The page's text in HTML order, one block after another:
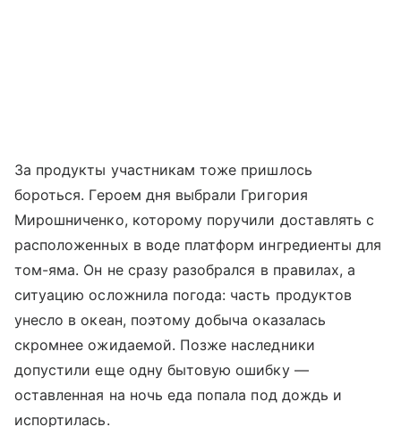
За продукты участникам тоже пришлось
бороться. Героем дня выбрали Григория
Мирошниченко, которому поручили доставлять с
расположенных в воде платформ ингредиенты для
том-яма. Он не сразу разобрался в правилах, а
ситуацию осложнила погода: часть продуктов
унесло в океан, поэтому добыча оказалась
скромнее ожидаемой. Позже наследники
допустили еще одну бытовую ошибку —
оставленная на ночь еда попала под дождь и
испортилась.